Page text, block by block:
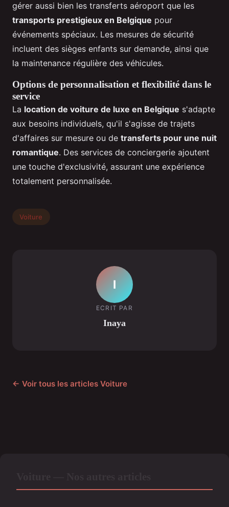
gérer aussi bien les transferts aéroport que les
transports prestigieux en Belgique pour
événements spéciaux. Les mesures de sécurité
incluent des sièges enfants sur demande, ainsi que
la maintenance régulière des véhicules.
Options de personnalisation et flexibilité dans le
service
La location de voiture de luxe en Belgique s'adapte
aux besoins individuels, qu'il s'agisse de trajets
d'affaires sur mesure ou de transferts pour une nuit
romantique. Des services de conciergerie ajoutent
une touche d'exclusivité, assurant une expérience
totalement personnalisée.
Voiture
I
ECRIT PAR
Inaya
← Voir tous les articles Voiture